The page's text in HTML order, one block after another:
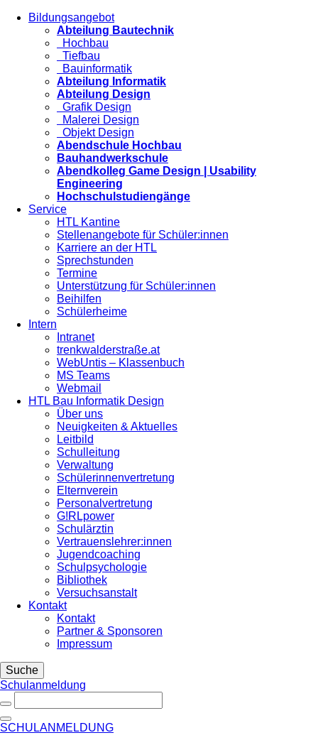
Bildungsangebot
Abteilung Bautechnik
Hochbau
Tiefbau
Bauinformatik
Abteilung Informatik
Abteilung Design
Grafik Design
Malerei Design
Objekt Design
Abendschule Hochbau
Bauhandwerkschule
Abendkolleg Game Design | Usability
Engineering
Hochschulstudiengänge
Service
HTL Kantine
Stellenangebote für Schüler:innen
Karriere an der HTL
Sprechstunden
Termine
Unterstützung für Schüler:innen
Beihilfen
Schülerheime
Intern
Intranet
trenkwalderstraße.at
WebUntis – Klassenbuch
MS Teams
Webmail
HTL Bau Informatik Design
Über uns
Neuigkeiten & Aktuelles
Leitbild
Schulleitung
Verwaltung
Schülerinnenvertretung
Elternverein
Personalvertretung
G!RLpower
Schulärztin
Vertrauenslehrer:innen
Jugendcoaching
Schulpsychologie
Bibliothek
Versuchsanstalt
Kontakt
Kontakt
Partner & Sponsoren
Impressum
Suche
Schulanmeldung
SCHULANMELDUNG